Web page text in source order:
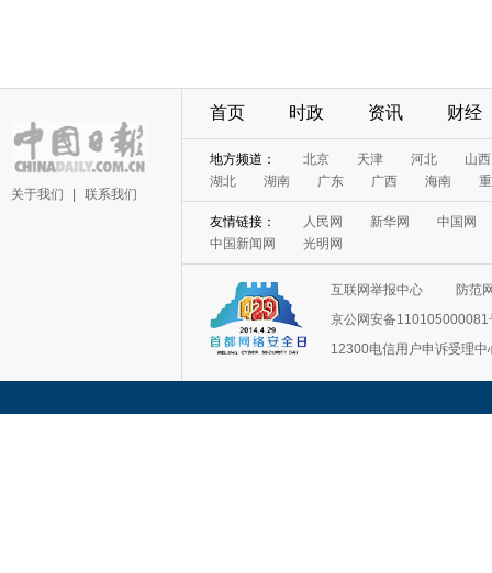
关于我们 联系我们
首页 时政 资讯 财经
地方频道： 北京 天津 河北
山西
湖北
湖南 广东 广西 海南
友情链接： 人民网 新华网
中国网
中国新闻网
光明网
互联网举报中心
防范
京公网安备110105000081
12300电信用户申诉受理中